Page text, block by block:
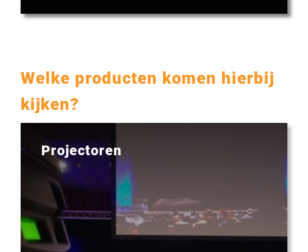
Welke producten komen hierbij
kijken?
Projectoren